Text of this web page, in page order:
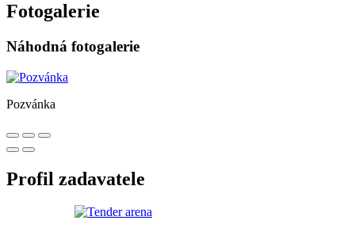
Fotogalerie
Náhodná fotogalerie
Pozvánka
Profil zadavatele